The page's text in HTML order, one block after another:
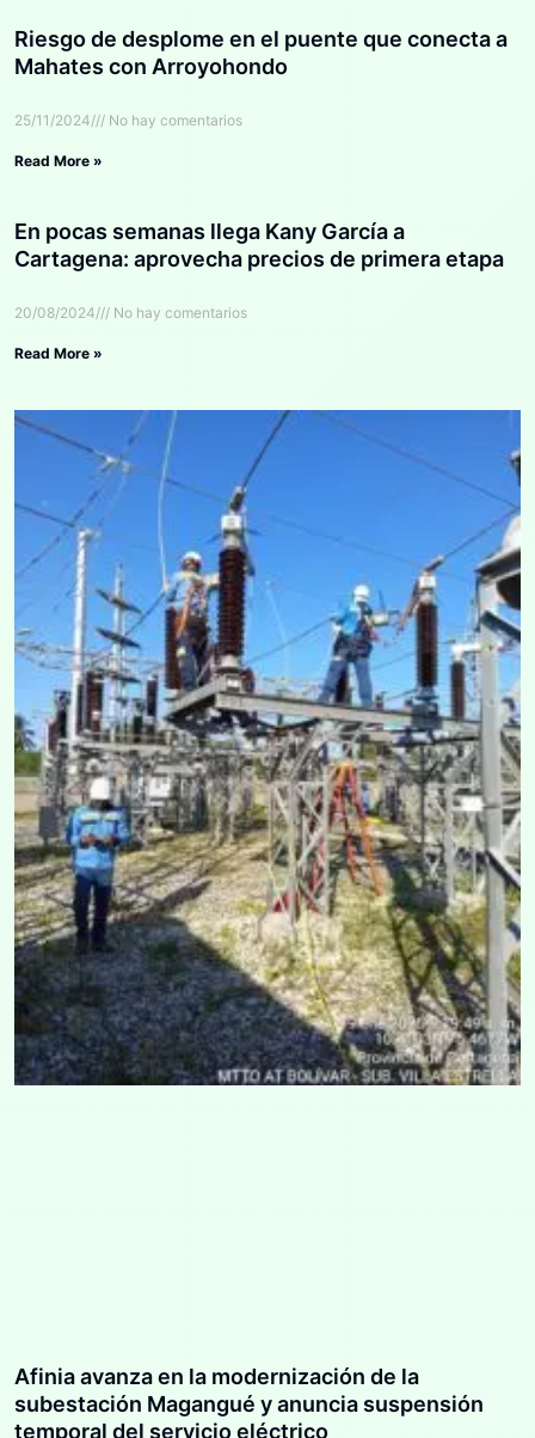
Riesgo de desplome en el puente que conecta a
Mahates con Arroyohondo
25/11/2024 No hay comentarios
Read More »
En pocas semanas llega Kany García a
Cartagena: aprovecha precios de primera etapa
20/08/2024 No hay comentarios
Read More »
Afinia avanza en la modernización de la
subestación Magangué y anuncia suspensión
temporal del servicio eléctrico